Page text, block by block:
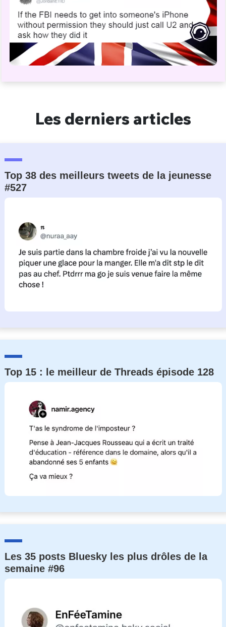
Les derniers articles
Top 38 des meilleurs tweets de la jeunesse
#527
Top 15 : le meilleur de Threads épisode 128
Les 35 posts Bluesky les plus drôles de la
semaine #96
Un Thread
C'EST PARTI